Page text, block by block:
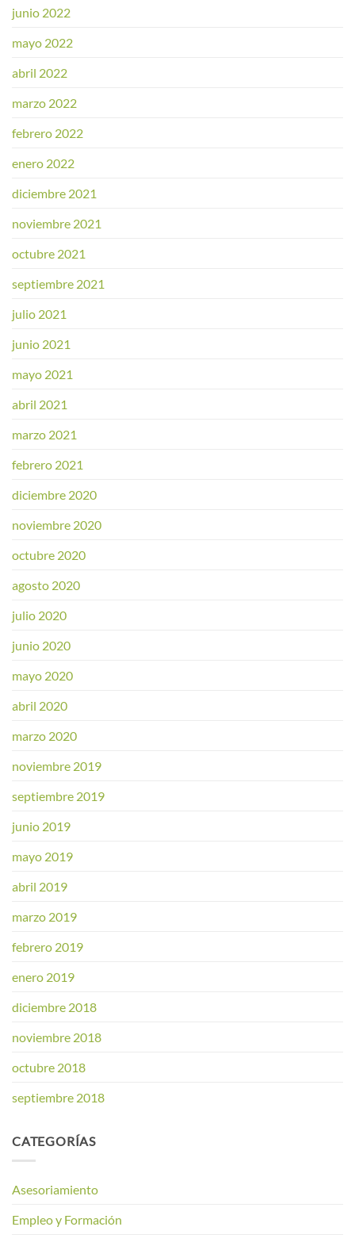
junio 2022
mayo 2022
abril 2022
marzo 2022
febrero 2022
enero 2022
diciembre 2021
noviembre 2021
octubre 2021
septiembre 2021
julio 2021
junio 2021
mayo 2021
abril 2021
marzo 2021
febrero 2021
diciembre 2020
noviembre 2020
octubre 2020
agosto 2020
julio 2020
junio 2020
mayo 2020
abril 2020
marzo 2020
noviembre 2019
septiembre 2019
junio 2019
mayo 2019
abril 2019
marzo 2019
febrero 2019
enero 2019
diciembre 2018
noviembre 2018
octubre 2018
septiembre 2018
CATEGORÍAS
Asesoriamiento
Empleo y Formación